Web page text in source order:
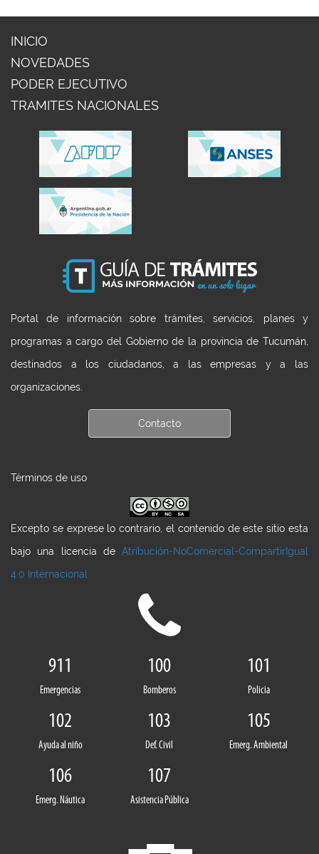
INICIO
NOVEDADES
PODER EJECUTIVO
TRAMITES NACIONALES
Portal de información sobre trámites, servicios, planes y
programas a cargo del Gobierno de la provincia de Tucumán,
destinados a los ciudadanos, a las empresas y a las
organizaciones.
Contacto
Términos de uso
Excepto se exprese lo contrario, el contenido de este sitio esta
bajo una licencia de Atribución-NoComercial-CompartirIgual
4.0 Internacional
911
Emergencias
100
Bomberos
101
Policia
102
Ayuda al niño
103
Def. Civil
105
Emerg. Ambiental
106
Emerg. Náutica
107
Asistencia Pública